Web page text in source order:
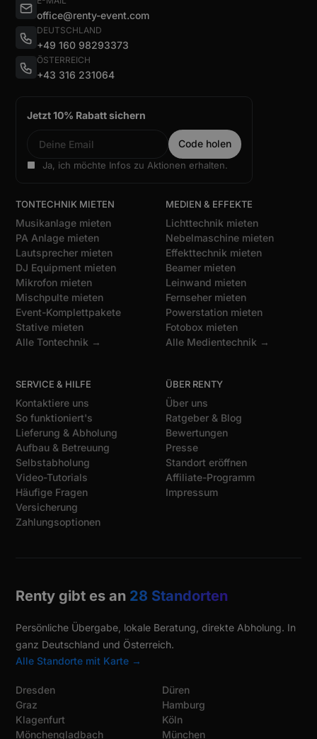
office@renty-event.com
DEUTSCHLAND
+49 160 98293373
ÖSTERREICH
+43 316 231064
Jetzt 10% Rabatt sichern
Ja, ich möchte Infos zu Aktionen erhalten.
TONTECHNIK MIETEN
Musikanlage mieten
PA Anlage mieten
Lautsprecher mieten
DJ Equipment mieten
Mikrofon mieten
Mischpulte mieten
Event-Komplettpakete
Stative mieten
Alle Tontechnik →
MEDIEN & EFFEKTE
Lichttechnik mieten
Nebelmaschine mieten
Effekttechnik mieten
Beamer mieten
Leinwand mieten
Fernseher mieten
Powerstation mieten
Fotobox mieten
Alle Medientechnik →
SERVICE & HILFE
Kontaktiere uns
So funktioniert's
Lieferung & Abholung
Aufbau & Betreuung
Selbstabholung
Video-Tutorials
Häufige Fragen
Versicherung
Zahlungsoptionen
ÜBER RENTY
Über uns
Ratgeber & Blog
Bewertungen
Presse
Standort eröffnen
Affiliate-Programm
Impressum
Renty gibt es an 28 Standorten
Persönliche Übergabe, lokale Beratung, direkte Abholung. In
ganz Deutschland und Österreich.
Alle Standorte mit Karte →
Dresden
Graz
Klagenfurt
Mönchengladbach
Düren
Hamburg
Köln
München